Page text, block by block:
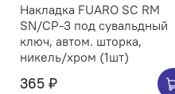
Накладка FUARO SC RM
SN/CP-3 под сувальдный
ключ, автом. шторка,
никель/хром (1шт)
365 ₽